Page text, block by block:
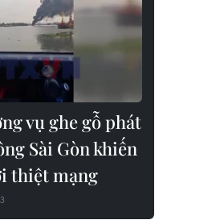
vụ ghe gỗ phát
Sài Gòn khiến
thiệt mạng